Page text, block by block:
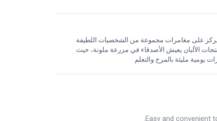
يركز على مغامرات مجموعة من الشخصيات اللطيفة
الألبان يعيش الأصدقاء في مزرعة ملونة، حيث
يومية مليئة بالمرح والتعلم
Easy and convenient